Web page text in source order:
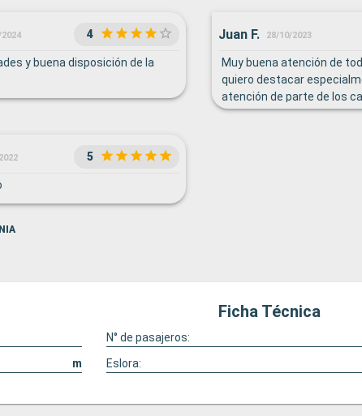
4
y buena disposición de la
Juan F. 28/10/2023
Muy buena atención de
quiero destacar
atención de parte de los
cenas en el restaurante
5
Ficha Técnica
N° de pasajeros:
m Eslora: